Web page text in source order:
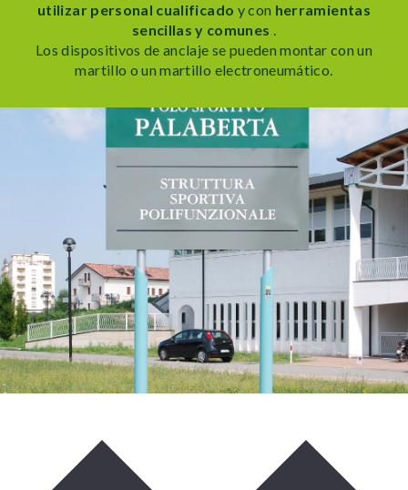
utilizar personal cualificado y con herramientas
sencillas y comunes .
Los dispositivos de anclaje se pueden montar con un
martillo o un martillo electroneumático.